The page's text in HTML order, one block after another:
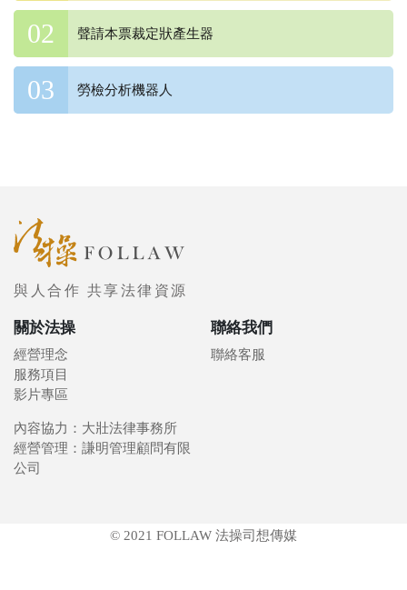
聲請本票裁定狀產生器
勞檢分析機器人
與人合作 共享法律資源
關於法操
經營理念
服務項目
影片專區
聯絡我們
聯絡客服
內容協力：大壯法律事務所
經營管理：謙明管理顧問有限
公司
© 2021 FOLLAW 法操司想傳媒